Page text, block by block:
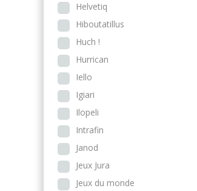
Helvetiq
Hiboutatillus
Huch !
Hurrican
Iello
Igiari
Ilopeli
Intrafin
Janod
Jeux Jura
Jeux du monde